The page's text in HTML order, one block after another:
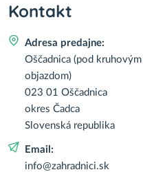
Kontakt
Adresa predajne:
Oščadnica (pod kruhovým
objazdom)
023 01 Oščadnica
okres Čadca
Slovenská republika
Email:
info@zahradnici.sk